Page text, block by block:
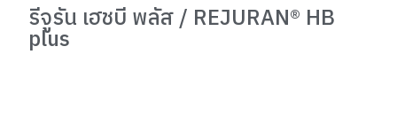
รีจูรัน เฮชบี พลัส / REJURAN® HB
plus